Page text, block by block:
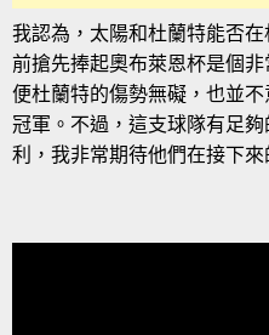
我認為，太陽和杜蘭特能否
前搶先捧起奧布萊恩杯是個
便杜蘭特的傷勢無礙，也並
冠軍。不過，這支球隊有足
利，我非常期待他們在接下來